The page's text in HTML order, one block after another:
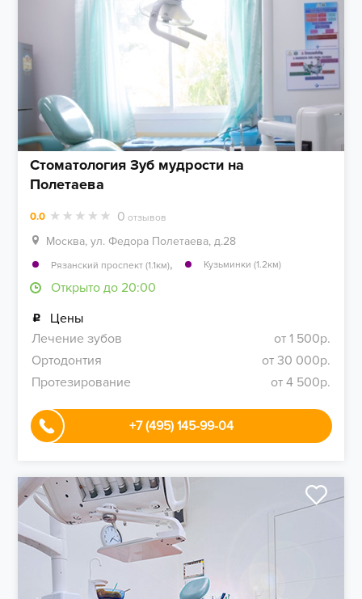
Стоматология Зуб мудрости на
Полетаева
0.0 0 отзывов
Москва, ул. Федора Полетаева, д.28
Рязанский проспект (1.1км), Кузьминки (1.2км)
Открыто до 20:00
Цены
Лечение зубов
от 1 500р.
Ортодонтия
от 30 000р.
Протезирование
от 4 500р.
+7 (495) 145-99-04